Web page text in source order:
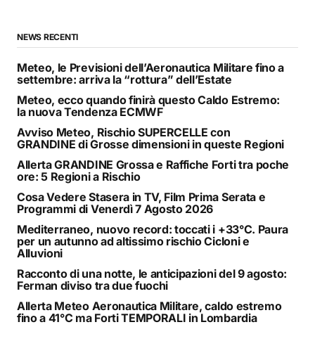
NEWS RECENTI
Meteo, le Previsioni dell’Aeronautica Militare fino a
settembre: arriva la “rottura” dell’Estate
Meteo, ecco quando finirà questo Caldo Estremo:
la nuova Tendenza ECMWF
Avviso Meteo, Rischio SUPERCELLE con
GRANDINE di Grosse dimensioni in queste Regioni
Allerta GRANDINE Grossa e Raffiche Forti tra poche
ore: 5 Regioni a Rischio
Cosa Vedere Stasera in TV, Film Prima Serata e
Programmi di Venerdì 7 Agosto 2026
Mediterraneo, nuovo record: toccati i +33°C. Paura
per un autunno ad altissimo rischio Cicloni e
Alluvioni
Racconto di una notte, le anticipazioni del 9 agosto:
Ferman diviso tra due fuochi
Allerta Meteo Aeronautica Militare, caldo estremo
fino a 41°C ma Forti TEMPORALI in Lombardia